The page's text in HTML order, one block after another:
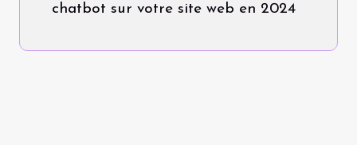
chatbot sur votre site web en 2024